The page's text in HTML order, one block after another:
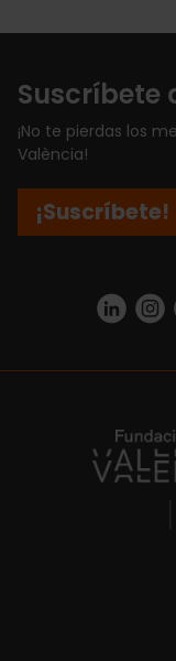
Suscríbete
¡No te pierdas los
València!
¡Suscríbete!
https://www.linkedin.com/
https://